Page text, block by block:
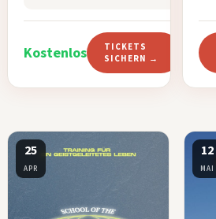
Kostenlos
TICKETS
SICHERN →
25
APR
12
MAI